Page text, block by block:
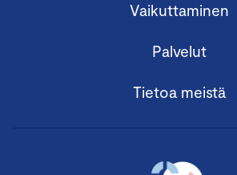
Vaikuttaminen
Palvelut
Tietoa meistä